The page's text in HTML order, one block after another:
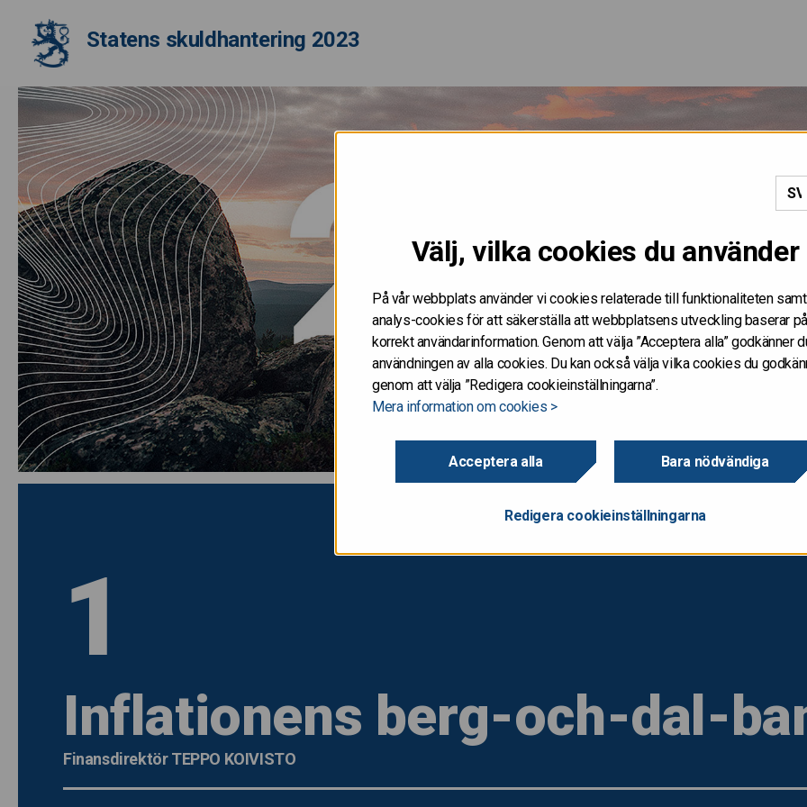
Välj, vilka cookies du använder
På vår webbplats använder vi cookies relaterade till funktionaliteten samt
analys-cookies för att säkerställa att webbplatsens utveckling baserar på
korrekt användarinformation. Genom att välja ”Acceptera alla” godkänner
användningen av alla cookies. Du kan också välja vilka cookies du
genom att välja ”Redigera cookieinställningarna”.
Mera information om cookies >
Acceptera alla Bara nödvändiga
Redigera cookieinställningarna
etusivulle
Statens skuldhantering 2023
Framsida - Statens skuldhantering 2023
1
Inflationens berg-och-dal-
Finansdirektör TEPPO KOIVISTO